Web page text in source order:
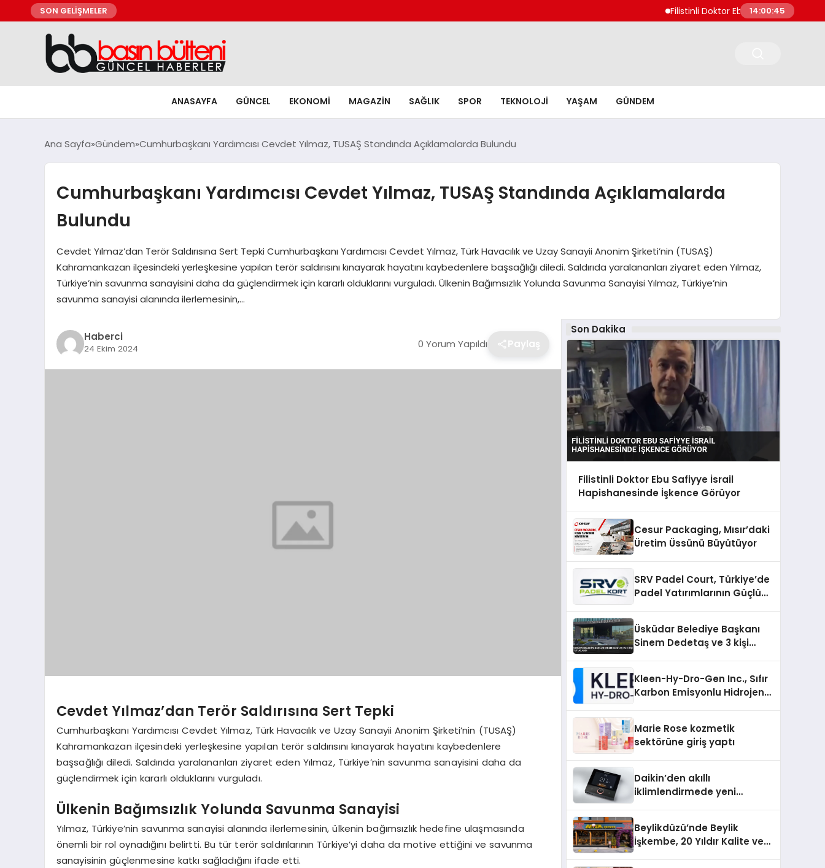
SON GELİŞMELER Filistinli Doktor Ebu Safiyye İsrail
14:00:46
ANASAYFA GÜNCEL EKONOMI MAGAZIN SAĞLIK SPOR TEKNOLOJI YAŞAM GÜNDEM
Ana Sayfa Gündem Cumhurbaşkanı Yardımcısı Cevdet Yılmaz, TUSAŞ Standında Açıklamalarda Bulundu
Cumhurbaşkanı Yardımcısı Cevdet Yılmaz, TUSAŞ Standında Açıklamalarda
Bulundu
Cevdet Yılmaz’dan Terör Saldırısına Sert Tepki Cumhurbaşkanı Yardımcısı Cevdet Yılmaz, Türk Havacılık ve Uzay Sanayii Anonim Şirketi’nin (TUSAŞ)
Kahramankazan ilçesindeki yerleşkesine yapılan terör saldırısını kınayarak hayatını kaybedenlere başsağlığı diledi. Saldırıda yaralananları ziyaret eden Yılmaz,
Türkiye’nin savunma sanayisini daha da güçlendirmek için kararlı olduklarını vurguladı. Ülkenin Bağımsızlık Yolunda Savunma Sanayisi Yılmaz, Türkiye’nin
savunma sanayisi alanında ilerlemesinin,…
Haberci
24 Ekim 2024 0 Yorum Yapıldı Paylaş
Cevdet Yılmaz’dan Terör Saldırısına Sert Tepki
Cumhurbaşkanı Yardımcısı Cevdet Yılmaz, Türk Havacılık ve Uzay Sanayii Anonim Şirketi’nin (TUSAŞ)
Kahramankazan ilçesindeki yerleşkesine yapılan terör saldırısını kınayarak hayatını kaybedenlere
başsağlığı diledi. Saldırıda yaralananları ziyaret eden Yılmaz, Türkiye’nin savunma sanayisini daha da
güçlendirmek için kararlı olduklarını vurguladı.
Ülkenin Bağımsızlık Yolunda Savunma Sanayisi
Yılmaz, Türkiye’nin savunma sanayisi alanında ilerlemesinin, ülkenin bağımsızlık hedefine ulaşmasında
önemli bir rol oynadığını belirtti. Bu tür terör saldırılarının Türkiye’yi daha da motive ettiğini ve savunma
sanayisinin güçlenmesine katkı sağladığını ifade etti.
Son Dakika
Filistinli Doktor Ebu Safiyye İsrail
Hapishanesinde İşkence Görüyor
Cesur Packaging, Mısır’daki
Üretim Üssünü Büyütüyor
SRV Padel Court, Türkiye’de
Padel Yatırımlarının Güçlü
Üsküdar Belediye Başkanı
Sinem Dedetaş ve 3 kişi
Kleen-Hy-Dro-Gen Inc., Sıfır
Karbon Emisyonlu Hidrojen
Aldı
Marie Rose kozmetik
sektörüne giriş yaptı
Daikin’den akıllı
iklimlendirmede yeni
Beylikdüzü’nde Beylik
İşkembe, 20 Yıldır Kalite ve